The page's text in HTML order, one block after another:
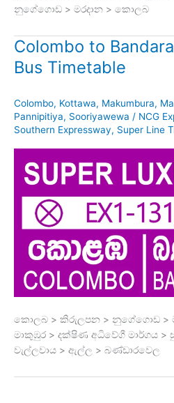
නුගේගොඩ > මරදාන > කොලබ
Colombo to
Bus Timetable
Colombo, Kottawa, Makumbura,
Pannipitiya, Sooriyawewa / NCG
Southern Expressway, Super Line
කොලබ > කිරුලපන > නුගේගොඩ >
මාකුඹුර > දක්ෂිණ අධිවේගී මාර්ගය >
වැල්ලවාය > ඇල්ල > බණ්ඩාරවෙල